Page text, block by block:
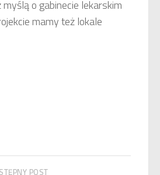
o gabinecie lekarskim
mamy też lokale
POST